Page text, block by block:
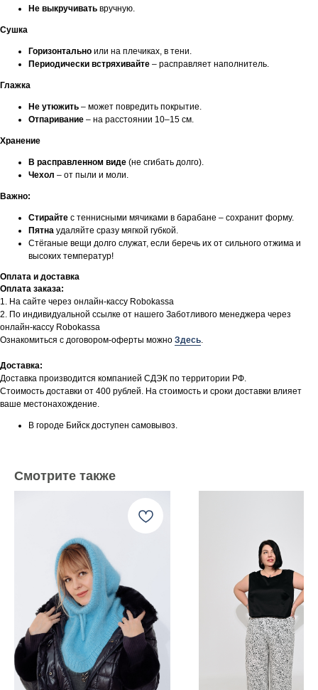
Не выкручивать вручную.
Сушка
Горизонтально или на плечиках, в тени.
Периодически встряхивайте – расправляет наполнитель.
Глажка
Не утюжить – может повредить покрытие.
Отпаривание – на расстоянии 10–15 см.
Хранение
В расправленном виде (не сгибать долго).
Чехол – от пыли и моли.
Важно:
Стирайте с теннисными мячиками в барабане – сохранит форму.
Пятна удаляйте сразу мягкой губкой.
Стёганые вещи долго служат, если беречь их от сильного отжима и
высоких температур!
Оплата и доставка
Оплата заказа:
1. На сайте через онлайн-кассу Robokassa
2. По индивидуальной ссылке от нашего Заботливого менеджера через
онлайн-кассу Robokassa
Ознакомиться с договором-оферты можно Здесь.
Доставка:
Доставка производится компанией СДЭК по территории РФ.
Стоимость доставки от 400 рублей. На стоимость и сроки доставки влияет
ваше местонахождение.
В городе Бийск доступен самовывоз.
Смотрите также